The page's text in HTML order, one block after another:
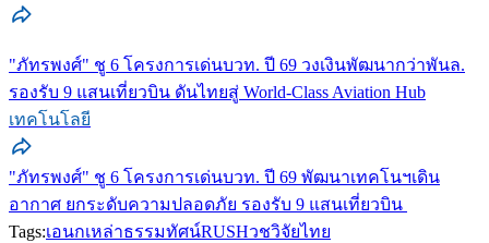
"ภัทรพงศ์" ชู 6 โครงการเด่นบวท. ปี 69 วงเงินพัฒนากว่าพันล.
รองรับ 9 แสนเที่ยวบิน ดันไทยสู่ World-Class Aviation Hub
เทคโนโลยี
"ภัทรพงศ์" ชู 6 โครงการเด่นบวท. ปี 69 พัฒนาเทคโนฯเดิน
อากาศ ยกระดับความปลอดภัย รองรับ 9 แสนเที่ยวบิน
Tags:เอนกเหล่าธรรมทัศน์RUSHวชวิจัยไทย